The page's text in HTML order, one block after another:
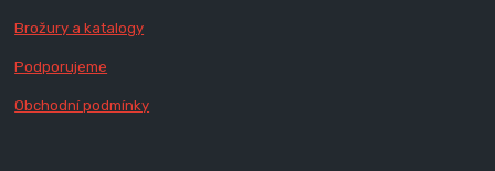
Brožury a katalogy
Podporujeme
Obchodní podmínky